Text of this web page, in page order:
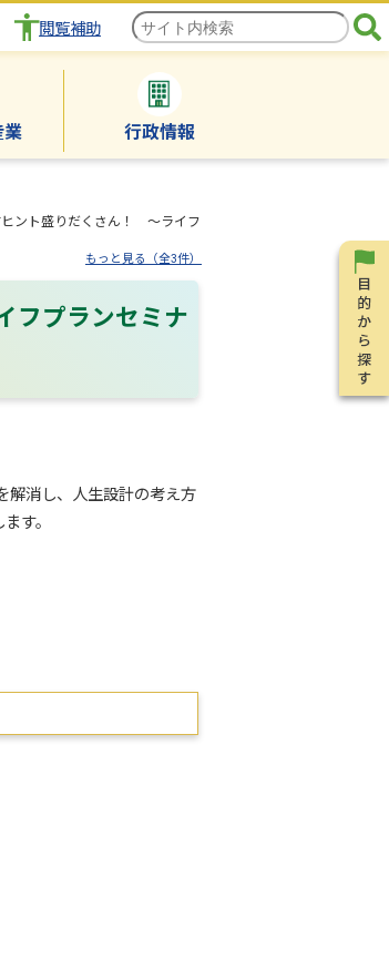
閲覧補助
業 行政情報
ント盛りだくさん！ ～ライフ
もっと見る（全3件）
フプランセミナ
解消し、人生設計の考え方
す。